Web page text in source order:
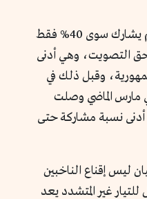
بحسب الإعلان الحكومي، لم يشارك سوى 40% فقط
لهم حق التصويت، وهي أدنى
وقبل ذلك في
في مارس الماضي وصلت
إلى 41%، وهي أدنى نسبة مشاركة حتى
ليس إقناع الناخبين
للتيار غير المتشدد يعد